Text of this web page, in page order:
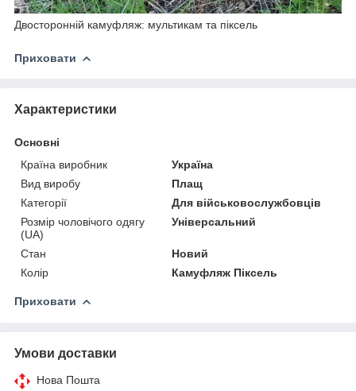
Двосторонній камуфляж: мультикам та піксель
Приховати
Характеристики
Основні
Країна виробник
Україна
Вид виробу
Плащ
Категорії
Для військовослужбовців
Розмір чоловічого одягу
(UA)
Універсальний
Стан
Новий
Колір
Камуфляж Піксель
Приховати
Умови доставки
Нова Пошта